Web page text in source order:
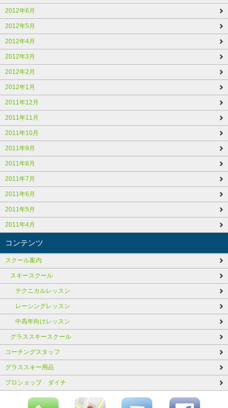
2012年6月
2012年5月
2012年4月
2012年3月
2012年2月
2012年1月
2011年12月
2011年11月
2011年10月
2011年9月
2011年8月
2011年7月
2011年6月
2011年5月
2011年4月
コンテンツ
スクール案内
スキースクール
テクニカルレッスン
レーシングレッスン
中高年向けレッスン
グラススキースクール
コーチングスタッフ
グラススキー用品
プロショップ ダイチ